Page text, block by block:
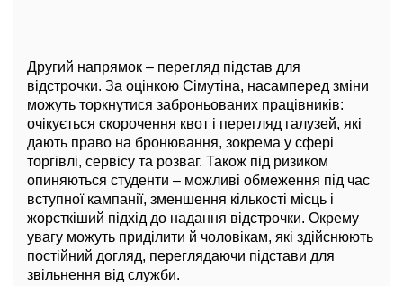
Другий напрямок – перегляд підстав для
відстрочки. За оцінкою Сімутіна, насамперед зміни
можуть торкнутися заброньованих працівників:
очікується скорочення квот і перегляд галузей, які
дають право на бронювання, зокрема у сфері
торгівлі, сервісу та розваг. Також під ризиком
опиняються студенти – можливі обмеження під час
вступної кампанії, зменшення кількості місць і
жорсткіший підхід до надання відстрочки. Окрему
увагу можуть приділити й чоловікам, які здійснюють
постійний догляд, переглядаючи підстави для
звільнення від служби.